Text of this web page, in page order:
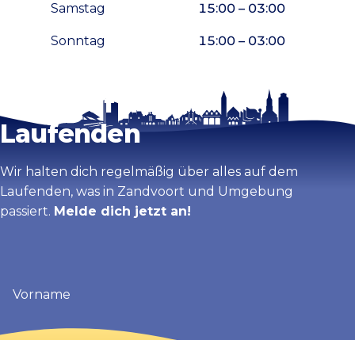
Samstag 15:00 – 03:00
Sonntag 15:00 – 03:00
Karte vergrößern
Bleib auf dem
Laufenden
Wir halten dich regelmäßig über alles auf dem
Laufenden, was in Zandvoort und Umgebung
passiert. Melde dich jetzt an!
(erforderlich)
E-